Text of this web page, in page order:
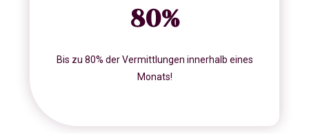
80%
Bis zu 80% der Vermittlungen innerhalb eines
Monats!